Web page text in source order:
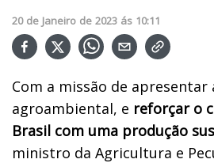
20 de Janeiro de 2023 ás 10:11
Com a missão de apresentar
agroambiental, e reforçar o
Brasil com uma produção
ministro da Agricultura e